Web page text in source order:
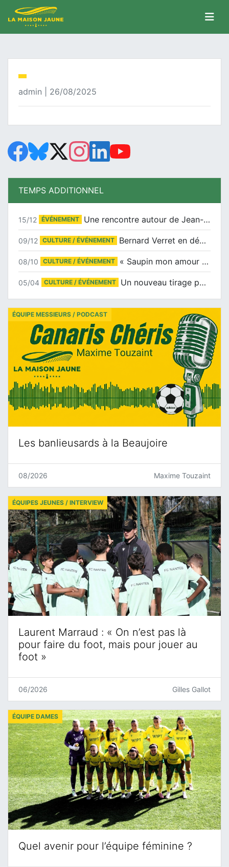
admin | 26/08/2025
TEMPS ADDITIONNEL
15/12 ÉVÉNEMENT Une rencontre autour de Jean-Claude Suaudeau
09/12 CULTURE / ÉVÉNEMENT Bernard Verret en dédicaces le samedi 13 décembre à l’Espace Culturel Atlantis
08/10 CULTURE / ÉVÉNEMENT « Saupin mon amour » au salon du livre de Trentemoult
05/04 CULTURE / ÉVÉNEMENT Un nouveau tirage pour le Docu-BD
Les banlieusards à la Beaujoire
ÉQUIPE MESSIEURS / PODCAST
08/2026 Maxime Touzaint
Laurent Marraud : « On n’est pas là
pour faire du foot, mais pour jouer au
foot »
ÉQUIPES JEUNES / INTERVIEW
06/2026 Gilles Gallot
Quel avenir pour l’équipe féminine ?
ÉQUIPE DAMES